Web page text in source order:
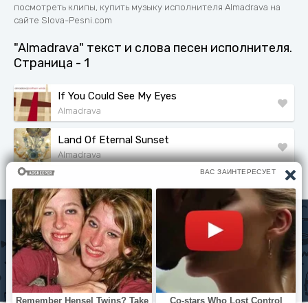
посмотреть клипы, купить музыку исполнителя Almadrava на
сайте Slova-Pesni.com
"Almadrava" текст и слова песен исполнителя.
Страница - 1
If You Could See My Eyes
Almadrava
Land Of Eternal Sunset
Almadrava
Исполнители
Политика конфиденциальности
Читать книги
© slova-pesni.com 2020 - 2026 По любым вопросам
оброащайтесь на почтуslovapesni.com@gmail.com